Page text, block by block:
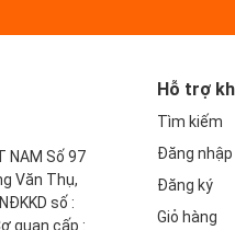
NAM Số 97
Văn Thụ,
số :
quan cấp :
Hỗ trợ
Tìm kiếm
Đăng nhập
Đăng ký
Giỏ hàng